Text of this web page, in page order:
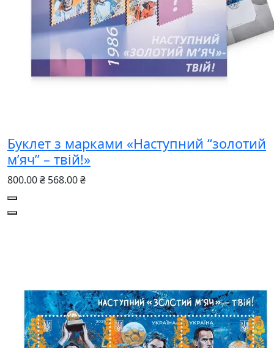
Буклет з марками «Наступний “золотий
м’яч” – твій!»
800.00 ₴ 568.00 ₴